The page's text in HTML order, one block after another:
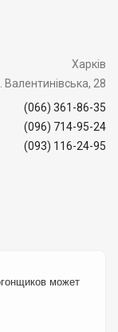
Харків
Валентинівська, 28
(066) 361-86-35
(096) 714-95-24
(093) 116-24-95
может